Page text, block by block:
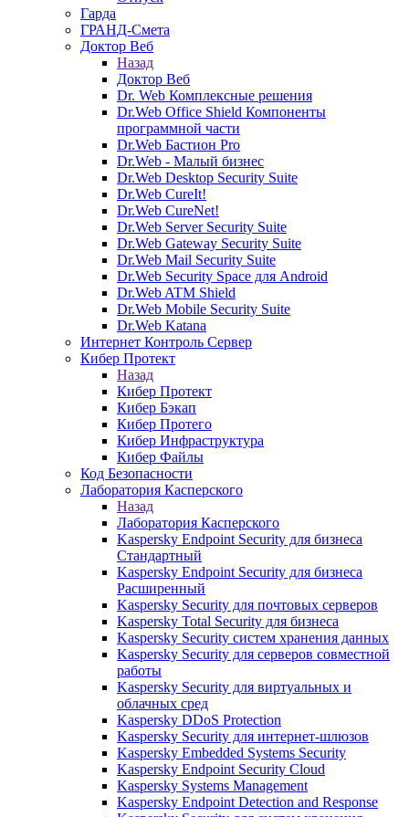
Гарда
ГРАНД-Смета
Доктор Веб
Назад
Доктор Веб
Dr. Web Комплексные решения
Dr.Web Office Shield Компоненты
программной части
Dr.Web Бастион Pro
Dr.Web - Малый бизнес
Dr.Web Desktop Security Suite
Dr.Web CureIt!
Dr.Web CureNet!
Dr.Web Server Security Suite
Dr.Web Gateway Security Suite
Dr.Web Mail Security Suite
Dr.Web Security Space для Android
Dr.Web ATM Shield
Dr.Web Mobile Security Suite
Dr.Web Katana
Интернет Контроль Сервер
Кибер Протект
Назад
Кибер Протект
Кибер Бэкап
Кибер Протего
Кибер Инфраструктура
Кибер Файлы
Код Безопасности
Лаборатория Касперского
Назад
Лаборатория Касперского
Kaspersky Endpoint Security для бизнеса
Стандартный
Kaspersky Endpoint Security для бизнеса
Расширенный
Kaspersky Security для почтовых серверов
Kaspersky Total Security для бизнеса
Kaspersky Security систем хранения данных
Kaspersky Security для серверов совместной
работы
Kaspersky Security для виртуальных и
облачных сред
Kaspersky DDoS Protection
Kaspersky Security для интернет-шлюзов
Kaspersky Embedded Systems Security
Kaspersky Endpoint Security Cloud
Kaspersky Systems Management
Kaspersky Endpoint Detection and Response